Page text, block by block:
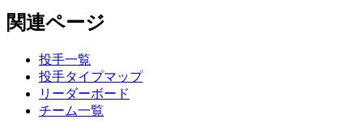
関連ページ
投手一覧
投手タイプマップ
リーダーボード
チーム一覧